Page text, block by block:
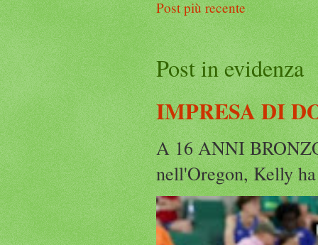
Post più recente
Post in evidenza
IMPRESA DI
A 16 ANNI
nell'Oregon, Kelly